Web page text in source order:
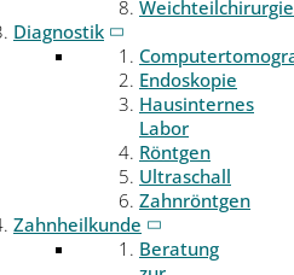
Weichteilchirurgie
Diagnostik
Endoskopie
Hausinternes
Labor
Röntgen
Ultraschall
Zahnröntgen
Zahnheilkunde
Beratung